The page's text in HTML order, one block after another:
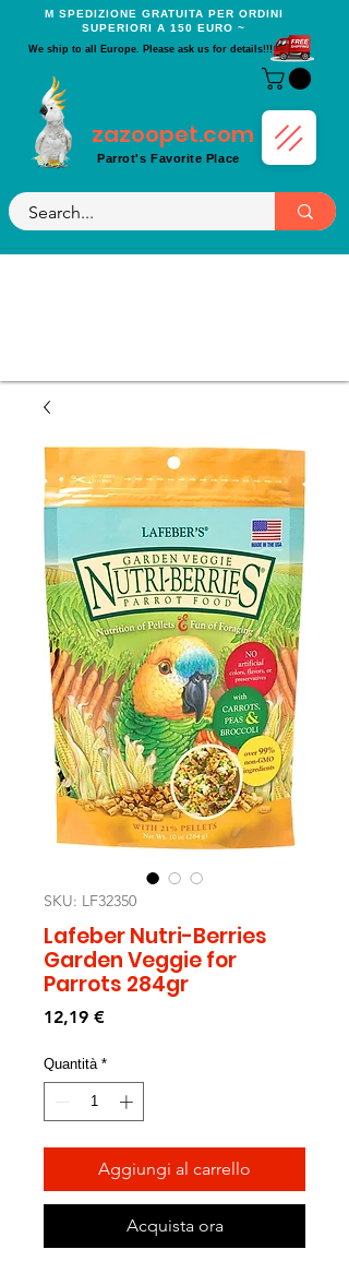
Μ SPEDIZIONE GRATUITA PER ORDINI
SUPERIORI A 150 EURO ~
We ship to all Europe. Please ask us for details!!!
zazoopet.com
Parrot's Favorite Place
SKU: LF32350
Lafeber Nutri-Berries
Garden Veggie for
Parrots 284gr
12,19 €Prezzo
Quantità *
Aggiungi al carrello
Acquista ora